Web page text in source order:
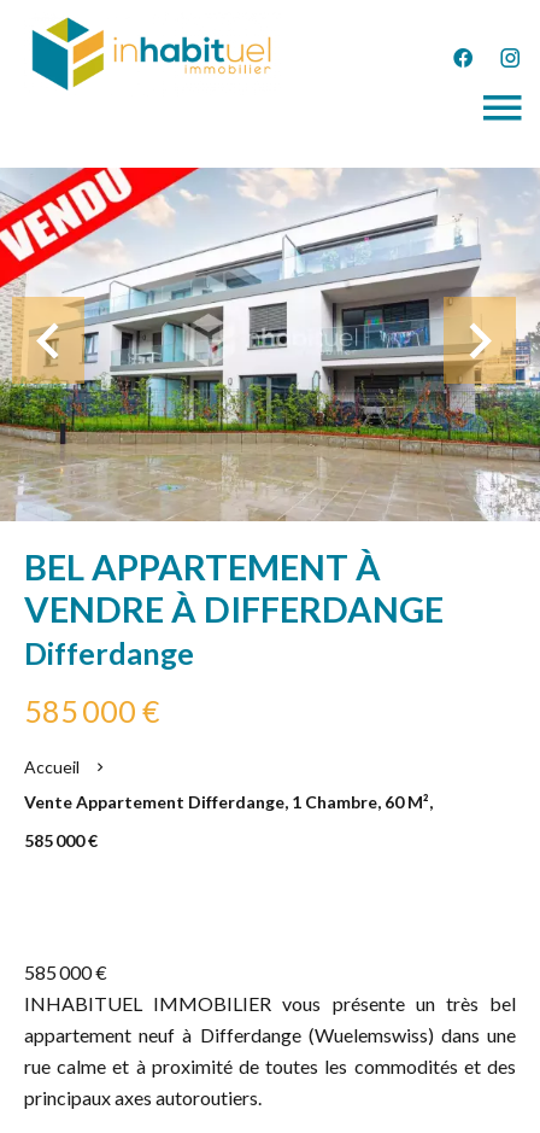
BEL APPARTEMENT À
VENDRE À DIFFERDANGE
Differdange
585 000 €
Accueil
Vente Appartement Differdange, 1 Chambre, 60 M²,
585 000 €
585 000 €
INHABITUEL IMMOBILIER vous présente un très bel
appartement neuf à Differdange (Wuelemswiss) dans une
rue calme et à proximité de toutes les commodités et des
principaux axes autoroutiers.